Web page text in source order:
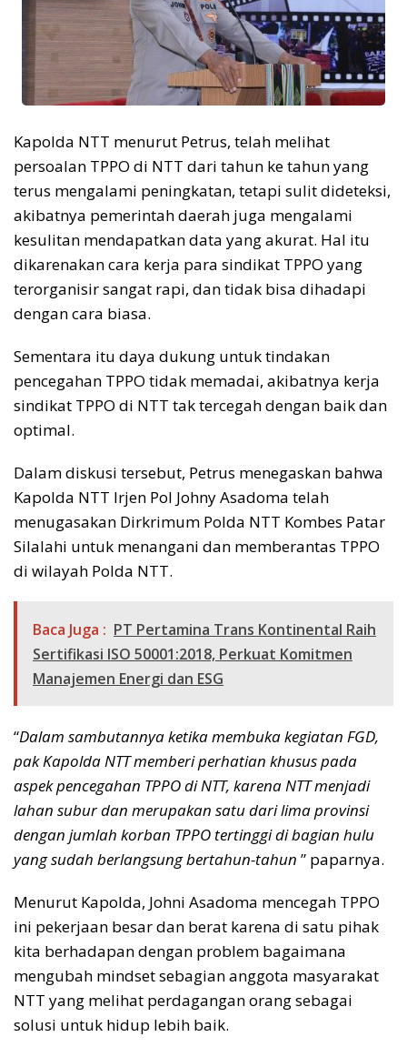
Kapolda NTT menurut Petrus, telah melihat
persoalan TPPO di NTT dari tahun ke tahun yang
terus mengalami peningkatan, tetapi sulit dideteksi,
akibatnya pemerintah daerah juga mengalami
kesulitan mendapatkan data yang akurat. Hal itu
dikarenakan cara kerja para sindikat TPPO yang
terorganisir sangat rapi, dan tidak bisa dihadapi
dengan cara biasa.
Sementara itu daya dukung untuk tindakan
pencegahan TPPO tidak memadai, akibatnya kerja
sindikat TPPO di NTT tak tercegah dengan baik dan
optimal.
Dalam diskusi tersebut, Petrus menegaskan bahwa
Kapolda NTT Irjen Pol Johny Asadoma telah
menugasakan Dirkrimum Polda NTT Kombes Patar
Silalahi untuk menangani dan memberantas TPPO
di wilayah Polda NTT.
Baca Juga : PT Pertamina Trans Kontinental Raih
Sertifikasi ISO 50001:2018, Perkuat Komitmen
Manajemen Energi dan ESG
“Dalam sambutannya ketika membuka kegiatan FGD,
pak Kapolda NTT memberi perhatian khusus pada
aspek pencegahan TPPO di NTT, karena NTT menjadi
lahan subur dan merupakan satu dari lima provinsi
dengan jumlah korban TPPO tertinggi di bagian hulu
yang sudah berlangsung bertahun-tahun ” paparnya.
Menurut Kapolda, Johni Asadoma mencegah TPPO
ini pekerjaan besar dan berat karena di satu pihak
kita berhadapan dengan problem bagaimana
mengubah mindset sebagian anggota masyarakat
NTT yang melihat perdagangan orang sebagai
solusi untuk hidup lebih baik.